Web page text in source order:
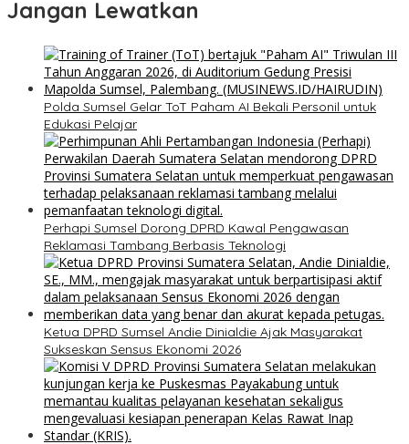
Jangan Lewatkan
Polda Sumsel Gelar ToT Paham AI Bekali Personil untuk
Edukasi Pelajar
Perhapi Sumsel Dorong DPRD Kawal Pengawasan
Reklamasi Tambang Berbasis Teknologi
Ketua DPRD Sumsel Andie Dinialdie Ajak Masyarakat
Sukseskan Sensus Ekonomi 2026